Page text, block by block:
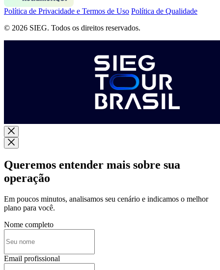
Política de Privacidade e Termos de Uso Política de Qualidade
© 2026 SIEG. Todos os direitos reservados.
Queremos entender mais sobre sua
operação
Em poucos minutos, analisamos seu cenário e indicamos o melhor
plano para você.
Nome completo
Email profissional